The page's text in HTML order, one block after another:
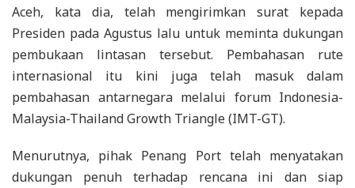
Aceh, kata dia, telah mengirimkan surat kepada
Presiden pada Agustus lalu untuk meminta dukungan
pembukaan lintasan tersebut. Pembahasan rute
internasional itu kini juga telah masuk dalam
pembahasan antarnegara melalui forum Indonesia-
Malaysia-Thailand Growth Triangle (IMT-GT).
Menurutnya, pihak Penang Port telah menyatakan
dukungan penuh terhadap rencana ini dan siap